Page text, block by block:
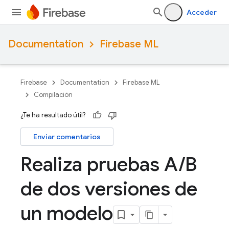
Acceder
Documentation Firebase ML
Firebase Documentation
Firebase ML
Compilación
¿Te ha resultado útil?
Enviar comentarios
Realiza pruebas A/B
de dos versiones de
un modelo